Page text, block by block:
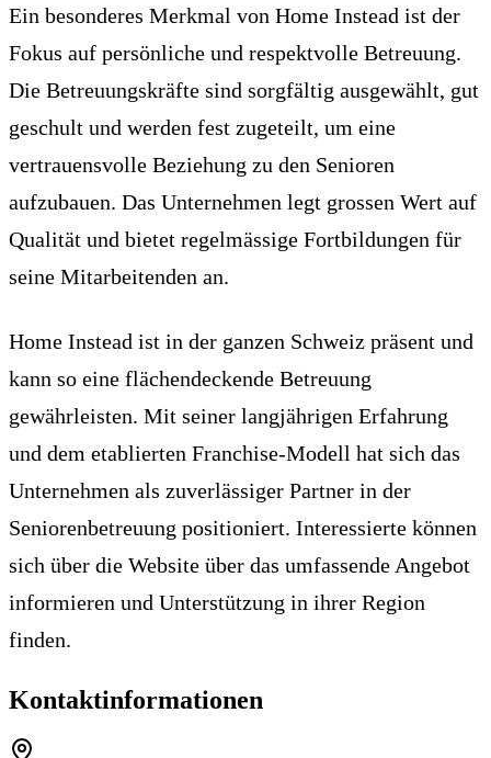
Ein besonderes Merkmal von Home Instead ist der
Fokus auf persönliche und respektvolle Betreuung.
Die Betreuungskräfte sind sorgfältig ausgewählt, gut
geschult und werden fest zugeteilt, um eine
vertrauensvolle Beziehung zu den Senioren
aufzubauen. Das Unternehmen legt grossen Wert auf
Qualität und bietet regelmässige Fortbildungen für
seine Mitarbeitenden an.
Home Instead ist in der ganzen Schweiz präsent und
kann so eine flächendeckende Betreuung
gewährleisten. Mit seiner langjährigen Erfahrung
und dem etablierten Franchise-Modell hat sich das
Unternehmen als zuverlässiger Partner in der
Seniorenbetreuung positioniert. Interessierte können
sich über die Website über das umfassende Angebot
informieren und Unterstützung in ihrer Region
finden.
Kontaktinformationen